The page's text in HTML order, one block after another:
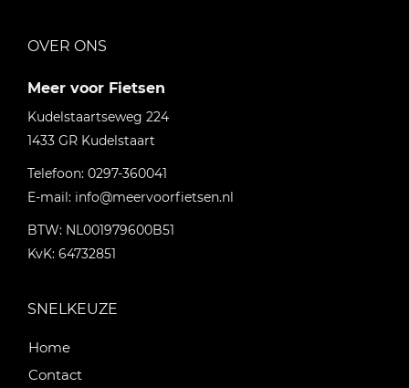
OVER ONS
Meer voor Fietsen
Kudelstaartseweg 224
1433 GR Kudelstaart
Telefoon: 0297-360041
E-mail: info@meervoorfietsen.nl
BTW: NL001979600B51
KvK: 64732851
SNELKEUZE
Home
Contact